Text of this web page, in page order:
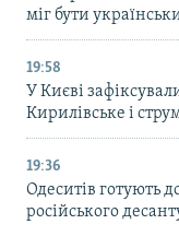
міг бути
19:58
У Києві
Кирилівське і
19:36
Одеситів готують
російського